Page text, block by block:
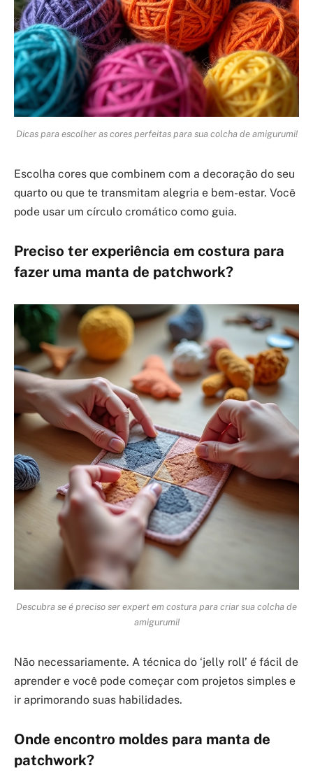
Dicas para escolher as cores perfeitas para sua colcha de amigurumi!
Escolha cores que combinem com a decoração do seu
quarto ou que te transmitam alegria e bem-estar. Você
pode usar um círculo cromático como guia.
Preciso ter experiência em costura para
fazer uma manta de patchwork?
Descubra se é preciso ser expert em costura para criar sua colcha de
amigurumi!
Não necessariamente. A técnica do ‘jelly roll’ é fácil de
aprender e você pode começar com projetos simples e
ir aprimorando suas habilidades.
Onde encontro moldes para manta de
patchwork?